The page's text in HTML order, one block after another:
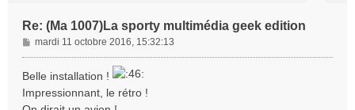
Re: (Ma 1007)La sporty multimédia geek edition
M
e
s
a
mardi 11 octobre 2016, 15:32:13
Belle installation !
Impressionnant, le rétro !